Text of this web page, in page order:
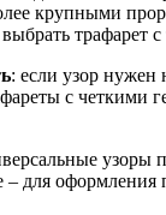
крупными
трафарет
: если узор нужен
с четкими
узоры
– для оформления